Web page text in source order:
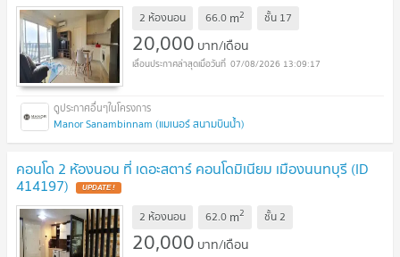
2 ห้องนอน 66.0 m2 ชั้น 17
20,000 บาท/เดือน
07/08/2026 13:09:17
Manor Sanambinnam (แมเนอร์ สนามบินน้ำ)
คอนโด 2 ห้องนอน ที่ เดอะสตาร์ คอนโดมิเนียม เมืองนนทบุรี (ID
414197)
2 ห้องนอน 62.0 m2 ชั้น2
20,000 บาท/เดือน